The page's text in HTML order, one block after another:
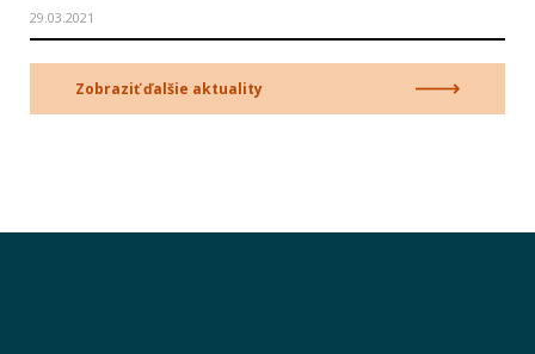
29.03.2021
Zobraziť ďalšie aktuality